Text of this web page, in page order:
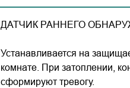
ДАТЧИК РАННЕГО
Устанавливается на
комнате. При затоплении,
сформируют тревогу.